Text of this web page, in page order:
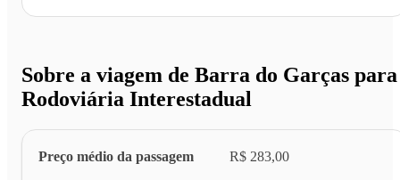
Sobre a viagem de Barra do Garças para
Rodoviária Interestadual
Preço médio da passagem R$ 283,00